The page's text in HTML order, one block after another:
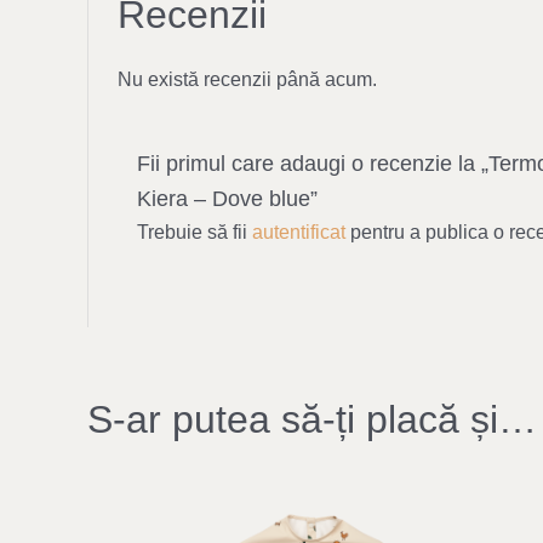
Recenzii
Nu există recenzii până acum.
Fii primul care adaugi o recenzie la
Kiera – Dove blue”
Trebuie să fii autentificatpentru a publica o
S-ar putea să-ți placă și…